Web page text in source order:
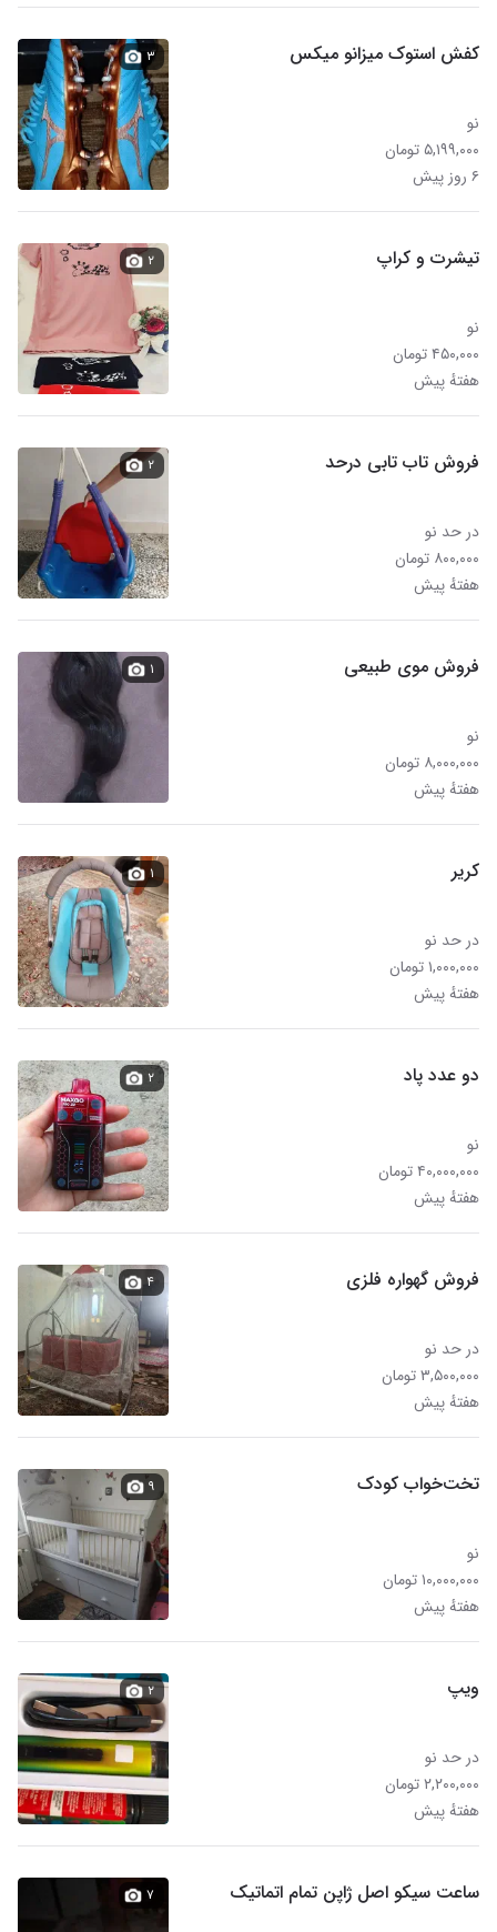
کفش استوک میزانو میکس
نو
۵,۱۹۹,۰۰۰ تومان
۶ روز پیش
۳
تیشرت و کراپ
نو
۴۵۰,۰۰۰ تومان
هفتهٔ پیش
۲
فروش تاب تابی درحد
در حد نو
۸۰۰,۰۰۰ تومان
هفتهٔ پیش
۲
فروش موی طبیعی
نو
۸,۰۰۰,۰۰۰ تومان
هفتهٔ پیش
۱
کریر
در حد نو
۱,۰۰۰,۰۰۰ تومان
هفتهٔ پیش
۱
دو عدد پاد
نو
۴۰,۰۰۰,۰۰۰ تومان
هفتهٔ پیش
۲
فروش گهواره فلزی
در حد نو
۳,۵۰۰,۰۰۰ تومان
هفتهٔ پیش
۴
تخت‌خواب کودک
نو
۱۰,۰۰۰,۰۰۰ تومان
هفتهٔ پیش
۹
ویپ
در حد نو
۲,۲۰۰,۰۰۰ تومان
هفتهٔ پیش
۲
ساعت سیکو اصل ژاپن تمام اتماتیک ۷